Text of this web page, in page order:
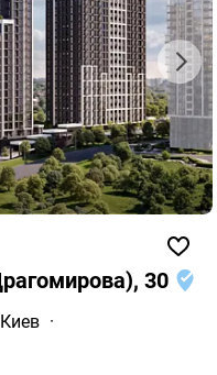
Таун
Plaza & Residence
30
Киев ·